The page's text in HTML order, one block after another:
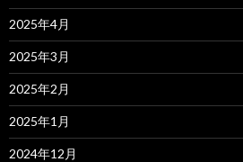
2025年4月
2025年3月
2025年2月
2025年1月
2024年12月